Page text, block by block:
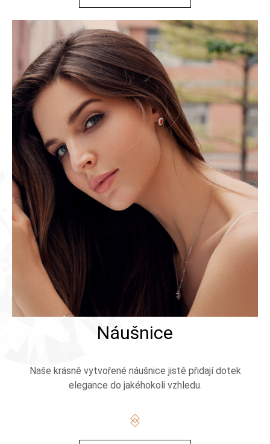
Náušnice
Naše krásně vytvořené náušnice jistě přidají dotek
elegance do jakéhokoli vzhledu.